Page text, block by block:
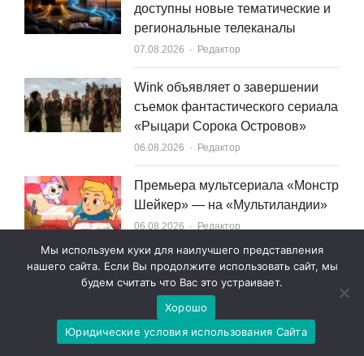
доступны новые тематические и
региональные телеканалы
07.08.2026 Author
Редактор
Wink объявляет о завершении
съемок фантастического сериала
«Рыцари Сорока Островов»
06.08.2026 Author
Редактор
Премьера мультсериала «Монстр
Шейкер» — на «Мультиландии»
06.08.2026 Author
Редактор
Вышла новая серия
мультсериала «ПониМашка»
04.08.2026 Author
Редактор
Поведение человека в цифровой
Мы используем куки для наилучшего представления
нашего сайта. Если Вы продолжите использовать сайт, мы
будем считать что Вас это устраивает.
Хорошо
Юридические условия использования Сайта